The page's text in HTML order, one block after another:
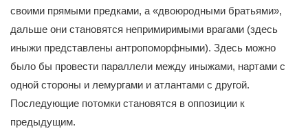
своими прямыми предками, а «двоюродными братьями»,
дальше они становятся непримиримыми врагами (здесь
иныжи представлены антропоморфными). Здесь можно
было бы провести параллели между иныжами, нартами с
одной стороны и лемургами и атлантами с другой.
Последующие потомки становятся в оппозиции к
предыдущим.